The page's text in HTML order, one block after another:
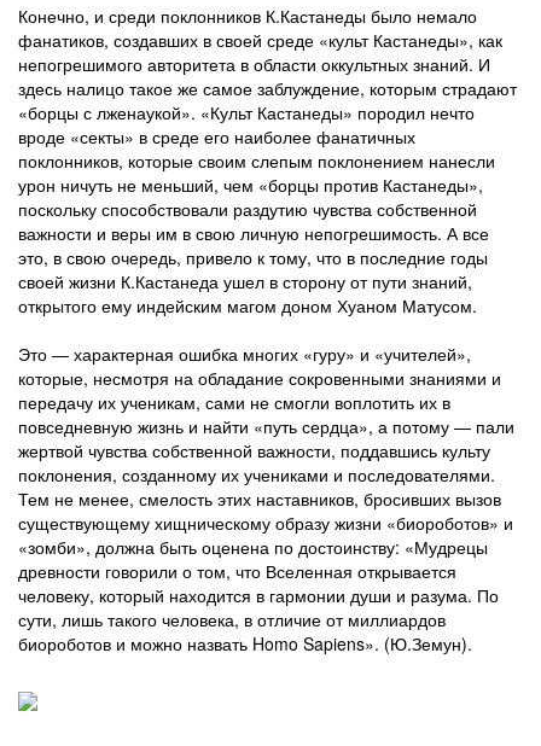
Конечно, и среди поклонников К.Кастанеды было немало
фанатиков, создавших в своей среде «культ Кастанеды», как
непогрешимого авторитета в области оккультных знаний. И
здесь налицо такое же самое заблуждение, которым страдают
«борцы с лженаукой». «Культ Кастанеды» породил нечто
вроде «секты» в среде его наиболее фанатичных
поклонников, которые своим слепым поклонением нанесли
урон ничуть не меньший, чем «борцы против Кастанеды»,
поскольку способствовали раздутию чувства собственной
важности и веры им в свою личную непогрешимость. А все
это, в свою очередь, привело к тому, что в последние годы
своей жизни К.Кастанеда ушел в сторону от пути знаний,
открытого ему индейским магом доном Хуаном Матусом.
Это — характерная ошибка многих «гуру» и «учителей»,
которые, несмотря на обладание сокровенными знаниями и
передачу их ученикам, сами не смогли воплотить их в
повседневную жизнь и найти «путь сердца», а потому — пали
жертвой чувства собственной важности, поддавшись культу
поклонения, созданному их учениками и последователями.
Тем не менее, смелость этих наставников, бросивших вызов
существующему хищническому образу жизни «биороботов» и
«зомби», должна быть оценена по достоинству: «Мудрецы
древности говорили о том, что Вселенная открывается
человеку, который находится в гармонии души и разума. По
сути, лишь такого человека, в отличие от миллиардов
биороботов и можно назвать Homo Sapiens». (Ю.Земун).